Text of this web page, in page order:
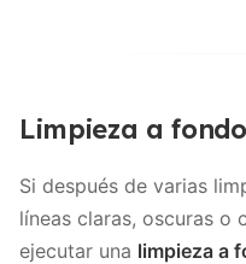
Limpieza a fondo
Si después de varias
líneas claras, oscuras o
ejecutar una limpieza a